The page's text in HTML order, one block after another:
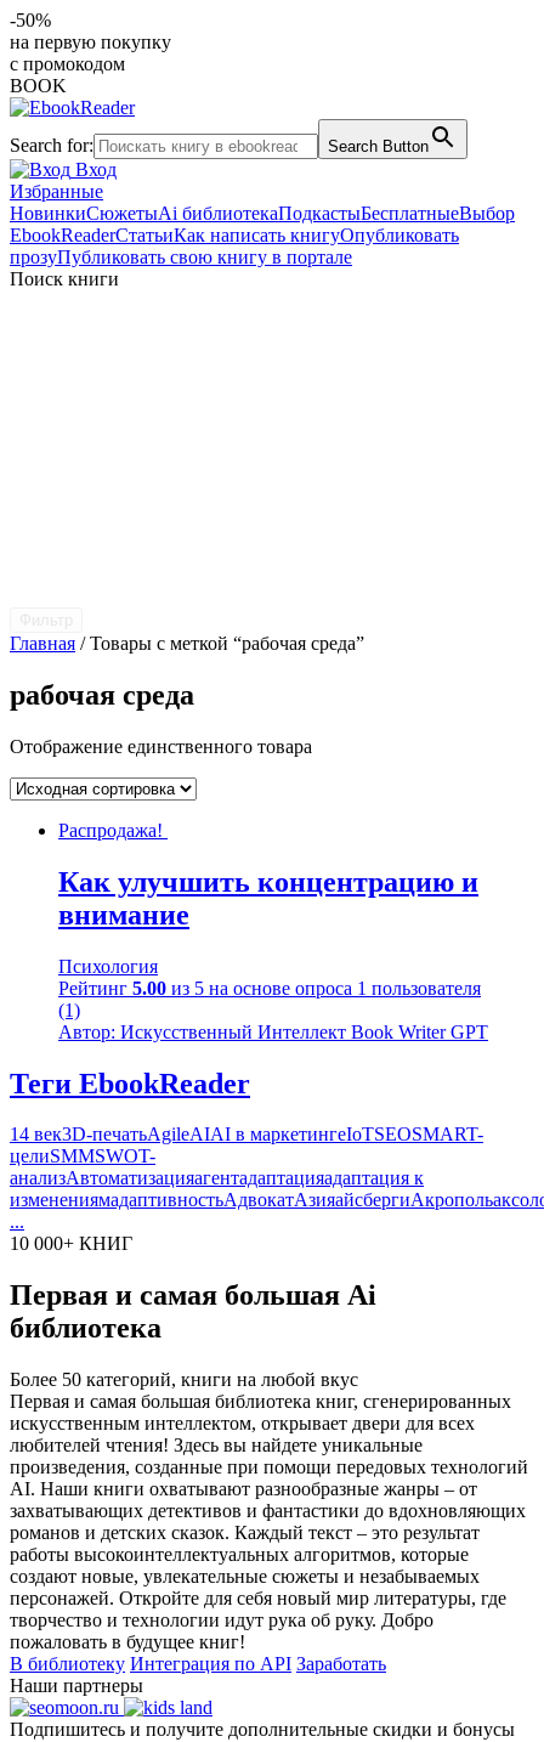
-50%
на первую покупку
с промокодом
BOOK
Search for: Search Button
Вход
Избранные
НовинкиСюжетыAi библиотекаПодкастыБесплатныеВыбор
EbookReaderСтатьиКак написать книгуОпубликовать
прозуПубликовать свою книгу в портале
Поиск книги
Главная / Товары с меткой “рабочая среда”
рабочая среда
Отображение единственного товара
Распродажа!
Как улучшить концентрацию и
внимание
Психология
Рейтинг 5.00 из 5 на основе опроса 1 пользователя
(1)
Автор: Искусственный Интеллект Book Writer GPT
Теги EbookReader
14 век3D-печатьAgileAIAI в маркетингеIoTSEOSMART-
целиSMMSWOT-
анализАвтоматизацияагентадаптацияадаптация к
изменениямадаптивностьАдвокатАзияайсбергиАкрополь
...
10 000+ КНИГ
Первая и самая большая Ai
библиотека
Более 50 категорий, книги на любой вкус
Первая и самая большая библиотека книг, сгенерированных
искусственным интеллектом, открывает двери для всех
любителей чтения! Здесь вы найдете уникальные
произведения, созданные при помощи передовых технологий
AI. Наши книги охватывают разнообразные жанры – от
захватывающих детективов и фантастики до вдохновляющих
романов и детских сказок. Каждый текст – это результат
работы высокоинтеллектуальных алгоритмов, которые
создают новые, увлекательные сюжеты и незабываемых
персонажей. Откройте для себя новый мир литературы, где
творчество и технологии идут рука об руку. Добро
пожаловать в будущее книг!
В библиотеку Интеграция по API Заработать
Наши партнеры
Подпишитесь и получите дополнительные скидки и бонусы